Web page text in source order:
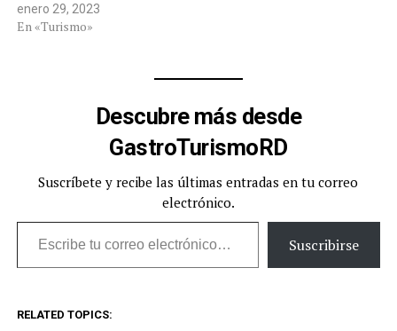
enero 29, 2023
En «Turismo»
Descubre más desde
GastroTurismoRD
Suscríbete y recibe las últimas entradas en tu correo
electrónico.
Escribe tu correo electrónico…
Suscribirse
RELATED TOPICS: